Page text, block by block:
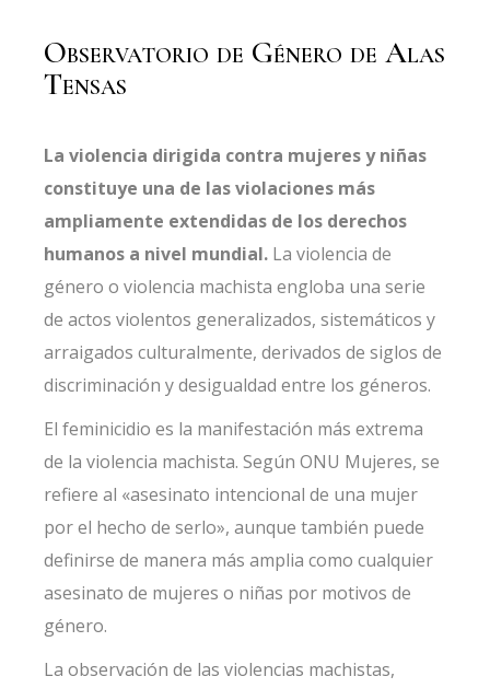
Observatorio de Género de Alas
Tensas
La violencia dirigida contra mujeres y niñas
constituye una de las violaciones más
ampliamente extendidas de los derechos
humanos a nivel mundial. La violencia de
género o violencia machista engloba una serie
de actos violentos generalizados, sistemáticos y
arraigados culturalmente, derivados de siglos de
discriminación y desigualdad entre los géneros.
El feminicidio es la manifestación más extrema
de la violencia machista. Según ONU Mujeres, se
refiere al «asesinato intencional de una mujer
por el hecho de serlo», aunque también puede
definirse de manera más amplia como cualquier
asesinato de mujeres o niñas por motivos de
género.
La observación de las violencias machistas,